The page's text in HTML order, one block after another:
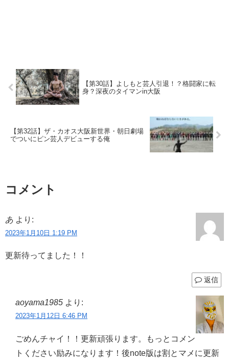
【第30話】よしもと芸人引退！？格闘家に転
身？深夜のタイマンin大阪
【第32話】ザ・カオス大阪新世界・朝日劇場
でついにピン芸人デビューする俺
コメント
あ より:
2023年1月10日 1:19 PM
更新待ってました！！
返信
aoyama1985 より:
2023年1月12日 6:46 PM
ごめんチャイ！！更新頑張ります。もっとコメン
トください励みになります！後note版は割とマメに更新